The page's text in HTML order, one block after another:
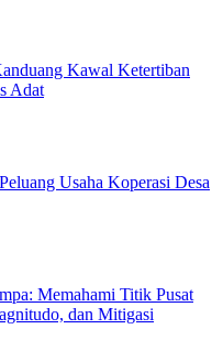
Kawal Ketertiban
Adat
Usaha Koperasi Desa
Memahami Titik Pusat
dan Mitigasi